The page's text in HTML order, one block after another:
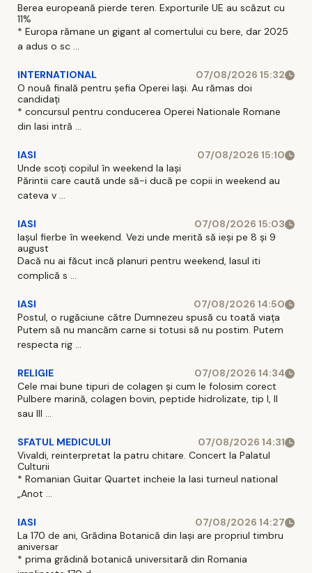
Berea europeană pierde teren. Exporturile UE au scăzut cu
11%
* Europa rămane un gigant al comertului cu bere, dar 2025
a adus o sc ...
INTERNATIONAL
07/08/2026 15:32
O nouă finală pentru șefia Operei Iași. Au rămas doi
candidați
* concursul pentru conducerea Operei Nationale Romane
din Iasi intră ...
IASI
07/08/2026 15:10
Unde scoți copilul în weekend la Iași
Părintii care caută unde să-i ducă pe copii in weekend au
cateva v ...
IASI
07/08/2026 15:03
Iașul fierbe în weekend. Vezi unde merită să ieși pe 8 și 9
august
Dacă nu ai făcut incă planuri pentru weekend, Iasul iti
complică s ...
IASI
07/08/2026 14:50
Postul, o rugăciune către Dumnezeu spusă cu toată viața
Putem să nu mancăm carne si totusi să nu postim. Putem
respecta rig ...
RELIGIE
07/08/2026 14:34
Cele mai bune tipuri de colagen și cum le folosim corect
Pulbere marină, colagen bovin, peptide hidrolizate, tip I, II
sau III ...
SFATUL MEDICULUI
07/08/2026 14:31
Vivaldi, reinterpretat la patru chitare. Concert la Palatul
Culturii
* Romanian Guitar Quartet incheie la Iasi turneul national
„Anot ...
IASI
07/08/2026 14:27
La 170 de ani, Grădina Botanică din Iași are propriul timbru
aniversar
* prima grădină botanică universitară din Romania